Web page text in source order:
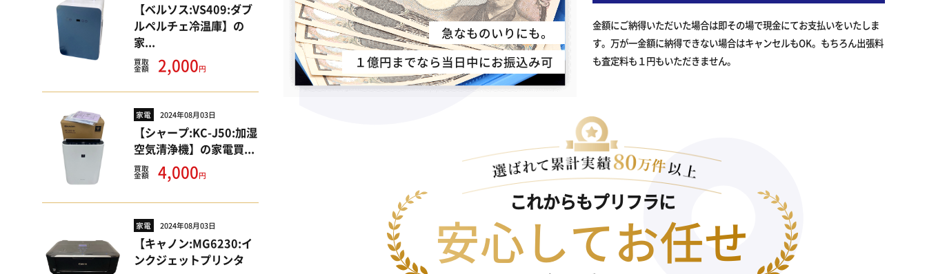
【ベルソス:VS409:ダブ
ルペルチェ冷温庫】の
家...
買取
金額 2,000円
家電 2024年08月03日
【シャープ:KC-J50:加湿
空気清浄機】の家電買...
買取
金額 4,000円
家電 2024年08月03日
【キャノン:MG6230:イ
ンクジェットプリンタ
急なものいりにも。
１億円までなら当日中にお振込み可
金額にご納得いただいた場合は即その場で現金にてお支払いをいたしま
す。万が一金額に納得できない場合はキャンセルもOK。もちろん出張料
も査定料も１円もいただきません。
これからもプリフラに
安心してお任せ